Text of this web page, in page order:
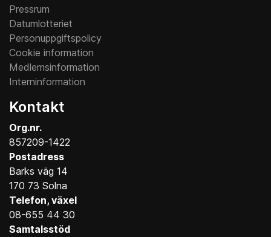
Pressrum
Datumlotteriet
Personuppgiftspolicy
Cookie information
Medlemsinformation
Interninformation
Kontakt
Org.nr.
857209-1422
Postadress
Barks väg 14
170 73 Solna
Telefon, växel
08-655 44 30
Samtalsstöd